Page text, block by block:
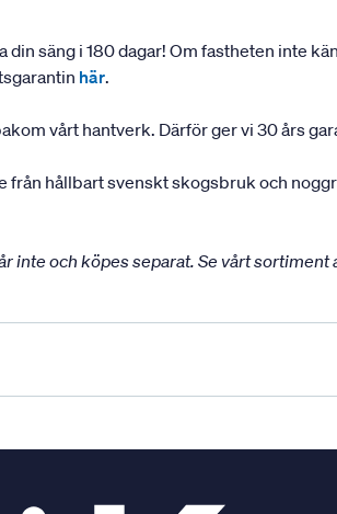
din säng i 180 dagar! Om fastheten inte
här.
vårt hantverk. Därför ger vi 30 års
från hållbart svenskt skogsbruk och
inte och köpes separat. Se vårt sortiment